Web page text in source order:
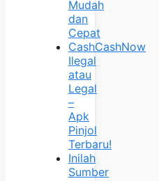
Mudah
dan
Cepat
CashCashNow
Ilegal
atau
Legal
–
Apk
Pinjol
Terbaru!
Inilah
Sumber